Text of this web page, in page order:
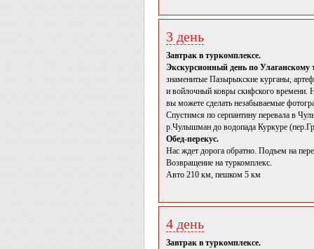
3 день
Завтрак в туркомплексе.
Экскурсионный день по Улаганскому
знаменитые Пазырыкские курганы,
и войлочный ковры скифского времени.
вы можете сделать незабываемые
Спустимся по серпантину перевала в
р.Чулышман до водопада Куркуре
Обед-перекус.
Нас ждет дорога обратно. Подъем на
Возвращение на туркомплекс.
Авто 210 км, пешком 5 км
4 день
Завтрак в туркомплексе.